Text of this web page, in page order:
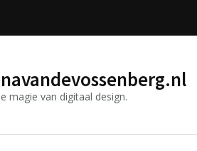
magie van digitaal design.